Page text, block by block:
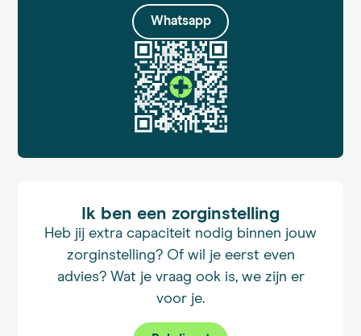
Whatsapp
Ik ben een zorginstelling
Heb jij extra capaciteit nodig binnen jouw
zorginstelling? Of wil je eerst even
advies? Wat je vraag ook is, we zijn er
voor je.